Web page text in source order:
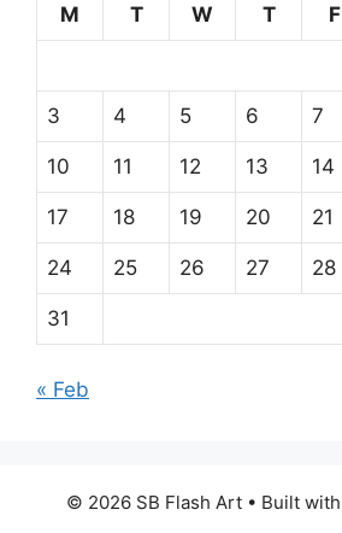
M
T W T F
3 4 5 6 7
10 11 12 13 14
17 18 19 20 21
24 25 26 27 28
31
« Feb
© 2026 SB Flash Art• Built with